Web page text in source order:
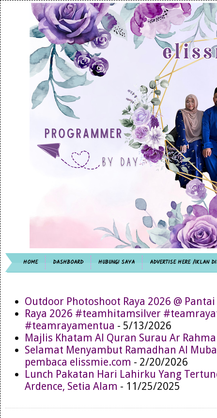
HOME DASHBOARD HUBUNGI SAYA ADVERTISE HERE /IKLAN
Outdoor Photoshoot Raya 2026 @ Pantai
Raya 2026 #teamhitamsilver
#teamrayamentua - 5/13/2026
Majlis Khatam Al Quran Surau Ar
Selamat Menyambut Ramadhan Al
pembaca elissmie.com - 2/20/2026
Lunch Pakatan Hari Lahirku Yang
Ardence, Setia Alam - 11/25/2025